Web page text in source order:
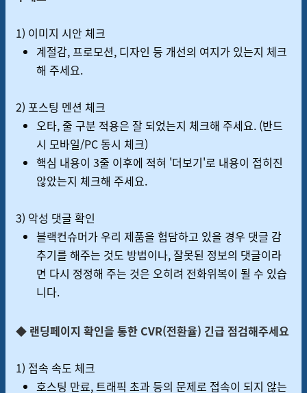
1) 이미지 시안 체크
계절감, 프로모션, 디자인 등 개선의 여지가 있는지 체크
해 주세요.
2) 포스팅 멘션 체크
오타, 줄 구분 적용은 잘 되었는지 체크해 주세요. (반드
시 모바일/PC 동시 체크)
핵심 내용이 3줄 이후에 적혀 '더보기'로 내용이 접히진
않았는지 체크해 주세요.
3) 악성 댓글 확인
블랙컨슈머가 우리 제품을 험담하고 있을 경우 댓글 감
추기를 해주는 것도 방법이나, 잘못된 정보의 댓글이라
면 다시 정정해 주는 것은 오히려 전화위복이 될 수 있습
니다.
◆ 랜딩페이지 확인을 통한 CVR(전환율) 긴급 점검해주세요
1) 접속 속도 체크
호스팅 만료, 트래픽 초과 등의 문제로 접속이 되지 않는